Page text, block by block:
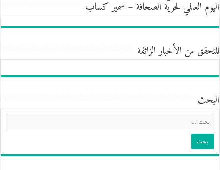
اليوم العالمي لحريّة الصحافة – سمير كساب
للتحقق من الأخبار الزائفة
البحث